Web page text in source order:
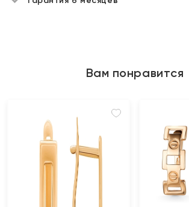
Вам понравится